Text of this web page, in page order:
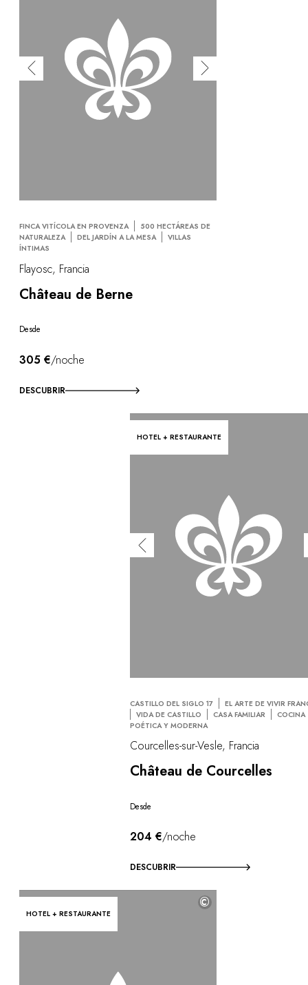
FINCA VITÍCOLA EN PROVENZA
500 HECTÁREAS DE
NATURALEZA
DEL JARDÍN A LA MESA
VILLAS
ÍNTIMAS
Flayosc, Francia
Château de Berne
Desde
305 €/noche
DESCUBRIR
HOTEL + RESTAURANTE
CASTILLO DEL SIGLO 17
EL ARTE DE VIVIR
VIDA DE CASTILLO
CASA FAMILIAR
COCINA
POÉTICA Y MODERNA
Courcelles-sur-Vesle, Francia
Château de Courcelles
Desde
204 €/noche
DESCUBRIR
HOTEL + RESTAURANTE
©